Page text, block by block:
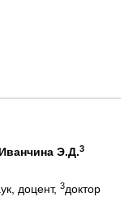
Э.Д.3
доцент, 3доктор